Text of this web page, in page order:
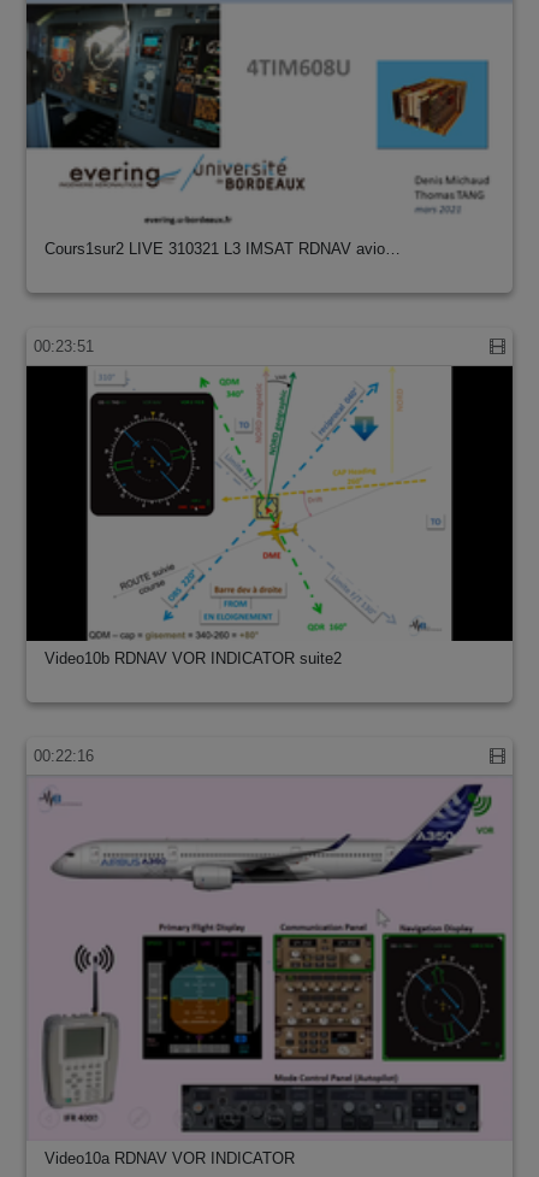
Cours1sur2 LIVE 310321 L3 IMSAT RDNAV avio…
00:23:51
Video10b RDNAV VOR INDICATOR suite2
00:22:16
Video10a RDNAV VOR INDICATOR